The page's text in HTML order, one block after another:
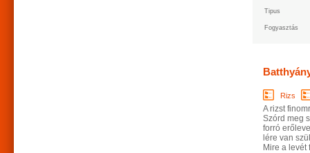
Tipus
Fogyasztás
Rizs
A rizst
Szórd meg
forró
lére van
Mire a levét